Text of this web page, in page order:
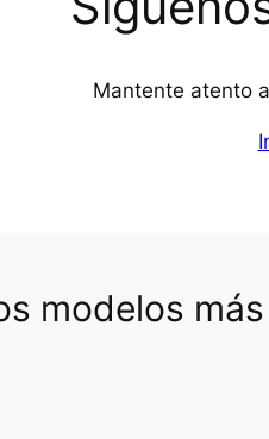
Mantente atento
modelos